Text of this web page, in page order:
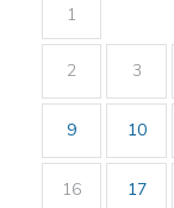
1
2 3
9 10
16 17